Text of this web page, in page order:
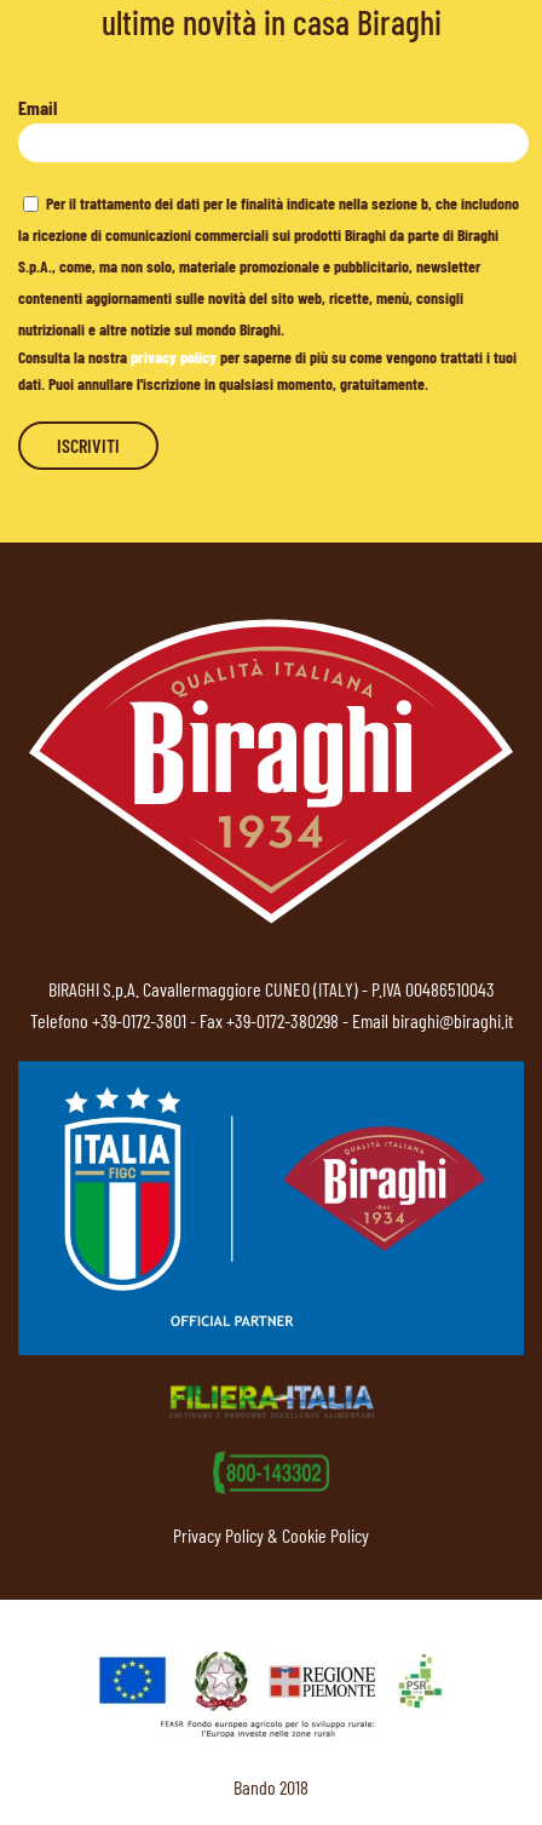
ultime novità in casa Biraghi
Email
Per il trattamento dei dati per le finalità indicate nella sezione b, che includono
la ricezione di comunicazioni commerciali sui prodotti Biraghi da parte di Biraghi
S.p.A., come, ma non solo, materiale promozionale e pubblicitario, newsletter
contenenti aggiornamenti sulle novità del sito web, ricette, menù, consigli
nutrizionali e altre notizie sul mondo Biraghi.
Consulta la nostraprivacy policyper saperne di più su come vengono trattati i tuoi
dati. Puoi annullare l'iscrizione in qualsiasi momento, gratuitamente.
BIRAGHI S.p.A. Cavallermaggiore CUNEO (ITALY) - P.IVA 00486510043
Telefono +39-0172-3801- Fax +39-0172-380298 - Email biraghi@biraghi.it
Privacy Policy & Cookie Policy
Bando 2018